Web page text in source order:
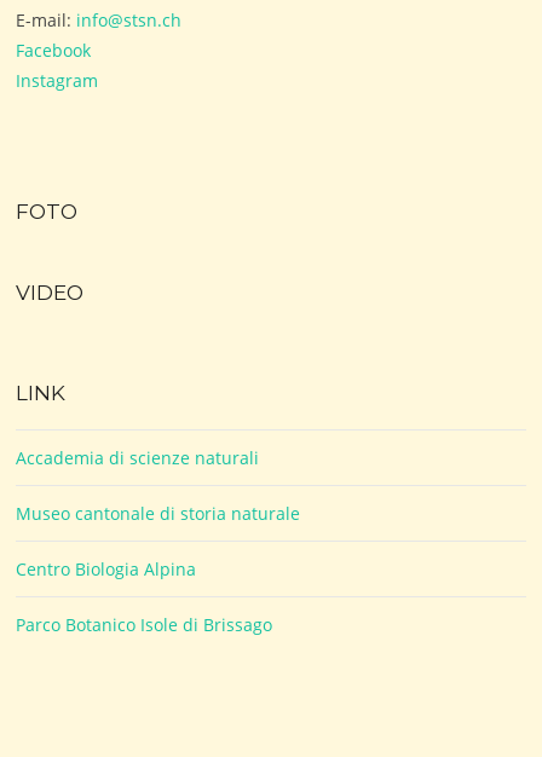
E-mail: info@stsn.ch
Facebook
Instagram
FOTO
VIDEO
LINK
Accademia di scienze naturali
Museo cantonale di storia naturale
Centro Biologia Alpina
Parco Botanico Isole di Brissago